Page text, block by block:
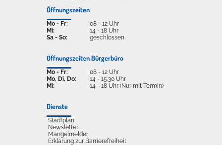
Öffnungszeiten
Mo - Fr:
Mi:
Sa - So:
08 - 12 Uhr
14 - 18 Uhr
geschlossen
Öffnungszeiten Bürgerbüro
Mo - Fr:
Mo, Di, Do:
Mi:
08 - 12 Uhr
14 - 15.30 Uhr
14 - 18 Uhr (Nur mit Termin)
Dienste
Stadtplan
Newsletter
Mängelmelder
Erklärung zur Barrierefreiheit